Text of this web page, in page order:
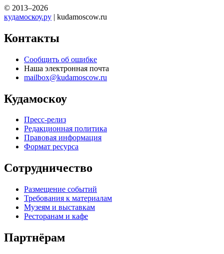
© 2013–2026
кудамоскоу.ру | kudamoscow.ru
Контакты
Сообщить об ошибке
Наша электронная почта
mailbox@kudamoscow.ru
Кудамоскоу
Пресс-релиз
Редакционная политика
Правовая информация
Формат ресурса
Сотрудничество
Размещение событий
Требования к материалам
Музеям и выставкам
Ресторанам и кафе
Партнёрам